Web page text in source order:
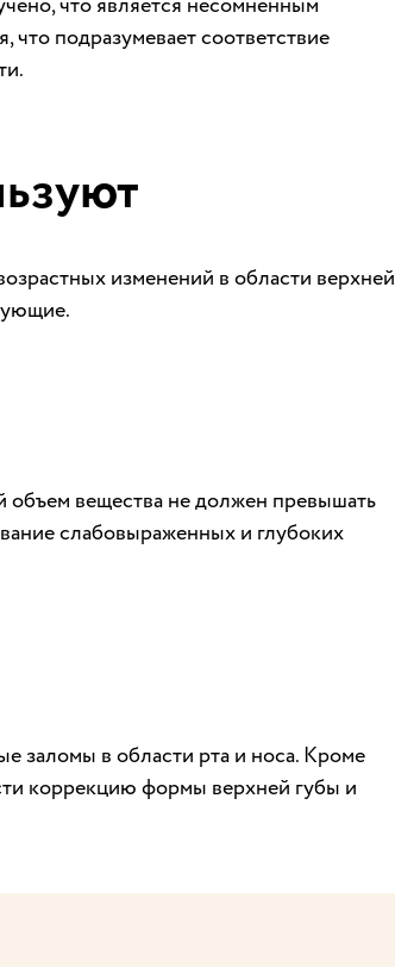
что подразумевает соответствие
изменений в области верхней
вещества не должен превышать
слабовыраженных и глубоких
заломы в области рта и носа. Кроме
коррекцию формы верхней губы и